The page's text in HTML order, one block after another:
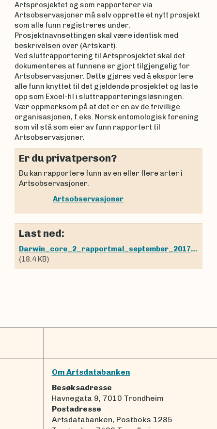
Artsprosjektet og som rapporterer via
Artsobservasjoner må selv opprette et nytt prosjekt
som alle funn registreres under.
Prosjektnavnsettingen skal være identisk med
beskrivelsen over (Artskart).
Ved sluttrapportering til Artsprosjektet skal det
dokumenteres at funnene er gjort tilgjengelig for
Artsobservasjoner. Dette gjøres ved å eksportere
alle funn knyttet til det gjeldende prosjektet og laste
opp som Excel-fil i sluttrapporteringsløsningen.
Vær oppmerksom på at det er en av de frivillige
organisasjonen, f.eks. Norsk entomologisk forening
som vil stå som eier av funn rapportert til
Artsobservasjoner.
Er du privatperson?
Du kan rapportere funn av en eller flere arter i
Artsobservasjoner.
Artsobservasjoner
Last ned:
Darwin_core_2_rapportmal_september_2017.xlsx
(18.4 KB)
Om Artsdatabanken
Besøksadresse
Havnegata 9, 7010 Trondheim
Postadresse
Artsdatabanken, Postboks 1285